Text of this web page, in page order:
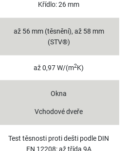
Křídlo: 26 mm
až 56 mm (těsnění), až 58 mm
(STV®)
až 0,97 W/(m2K)
Okna
Vchodové dveře
Test těsnosti proti dešti podle DIN
EN 12208: až třída 9A